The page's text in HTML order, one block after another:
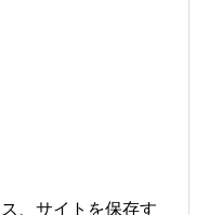
、サイトを保存す